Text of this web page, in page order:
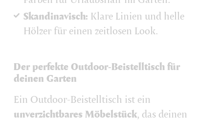
Skandinavisch: Klare Linien und helle
Hölzer für einen zeitlosen Look.
Der perfekte Outdoor-Beistelltisch für
deinen Garten
Ein Outdoor-Beistelltisch ist ein
unverzichtbares Möbelstück, das deinen